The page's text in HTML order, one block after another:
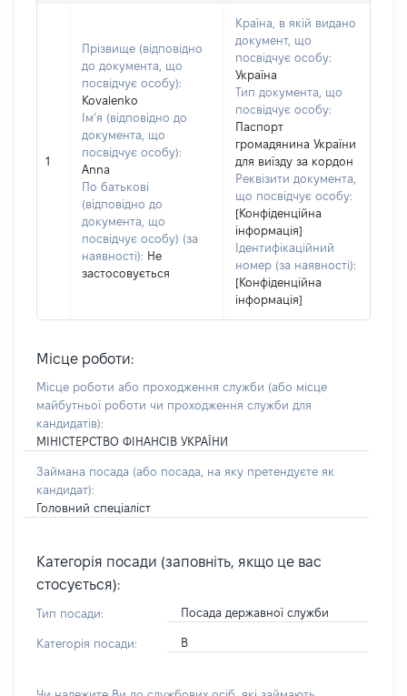
1
Прізвище (відповідно
до документа, що
посвідчує особу):
Kovalenko
Ім’я (відповідно до
документа, що
посвідчує особу):
Anna
По батькові
(відповідно до
документа, що
посвідчує особу) (за
наявності): Не
застосовується
Країна, в якій видано
документ, що
посвідчує особу:
Україна
Тип документа, що
посвідчує особу:
Паспорт
громадянина України
для виїзду за кордон
Реквізити документа,
що посвідчує особу:
[Конфіденційна
інформація]
Ідентифікаційний
номер (за наявності):
[Конфіденційна
інформація]
Місце роботи:
Місце роботи або проходження служби (або місце
майбутньої роботи чи проходження служби для
кандидатів):
МІНІСТЕРСТВО ФІНАНСІВ УКРАЇНИ
Займана посада (або посада, на яку претендуєте як
кандидат):
Головний спеціаліст
Категорія посади (заповніть, якщо це вас
стосується):
Тип посади: Посада державної служби
Категорія посади: В